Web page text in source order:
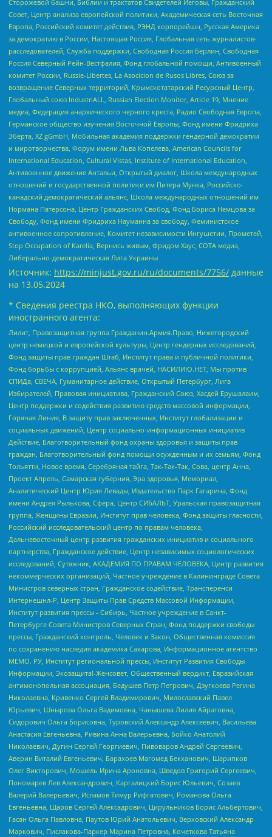
Сторожевой башни, Библии и трактатов Свидетелей Иеговы, Гражданский
Совет, Центр анализа европейской политики, Академическая сеть Восточная
Европа, Российский комитет действия, РЭНД корпорейшн, Русская Америка
за демократию в России, Настоящая Россия, Глобальная сеть журналистов-
расследователей, Служба поддержки, Свободная Россия Берлин, Свободная
Россия Северный Рейн-Вестфалия, Фонд глобальной помощи, Антивоенный
комитет России, Russie-Libertes, La Asocicion de Rusos Libres, Союз за
возвращение Северных территорий, Крымскотатарский Ресурсный Центр,
Глобальный союз IndustriALL, Russian Election Monitor, Article 19, Мнение
медиа, Федерация анархического черного креста, Радио Свободная Европа,
Германское общество изучения Восточной Европы, Фонд имени Фридриха
Эберта, XZ gGmbH, Мобильная академия поддержки гендерной демократии
и миротворчества, Форум имени Льва Копелева, American Councils for
International Education, Cultural Vistas, Institute of International Education,
Антивоенное движение Антальи, Открытый диалог, Школа международных
отношений и государственной политики им Питера Мунка, Российско-
канадский демократический альянс, Школа международных отношений им
Нормана Патерсона, Центр Гражданских Свобод, Фонд Бориса Немцова за
Свободу, Фонд имени Фридриха Науманна за свободу, Феминистское
антивоенное сопротивление, Комитет независимости Ингушетии, Прометей,
Stop Occupation of Karelia, Вернись живым, Фридом Хаус, СОТА медиа,
Либерально-демократическая Лига Украины
Источник: https://minjust.gov.ru/ru/documents/7756/ данные
на 13.05.2024
* Сведения реестра НКО, выполняющих функции
иностранного агента:
Лилит, Правозащитная группа Гражданин.Армия.Право, Нижегородский
центр немецкой и европейской культуры, Центр гендерных исследований,
Фонд защиты прав граждан Штаб, Институт права и публичной политики,
Фонд борьбы с коррупцией, Альянс врачей, НАСИЛИЮ.НЕТ, Мы против
СПИДа, СВЕЧА, Гуманитарное действие, Открытый Петербург, Лига
Избирателей, Правовая инициатива, Гражданский Союз, Хасдей Ерушалаим,
Центр поддержки и содействия развитию средств массовой информации,
Горячая Линия, В защиту прав заключенных, Институт глобализации и
социальных движений, Центр социально-информационных инициатив
Действие, Благотворительный фонд охраны здоровья и защиты прав
граждан, Благотворительный фонд помощи осужденным и их семьям, Фонд
Тольятти, Новое время, Серебряная тайга, Так-Так-Так, Сова, центр Анна,
Проект Апрель, Самарская губерния, Эра здоровья, Мемориал,
Аналитический Центр Юрия Левады, Издательство Парк Гагарина, Фонд
имени Андрея Рылькова, Сфера, Центр СИБАЛЬТ, Уральская правозащитная
группа, Женщины Евразии, Институт прав человека, Фонд защиты гласности,
Российский исследовательский центр по правам человека,
Дальневосточный центр развития гражданских инициатив и социального
партнерства, Гражданское действие, Центр независимых социологических
исследований, Сутяжник, АКАДЕМИЯ ПО ПРАВАМ ЧЕЛОВЕКА, Центр развития
некоммерческих организаций, Частное учреждение в Калининграде Совета
Министров северных стран, Гражданское содействие, Трансперенси
Интернешнл-Р, Центр Защиты Прав Средств Массовой Информации,
Институт развития прессы - Сибирь, Частное учреждение в Санкт-
Петербурге Совета Министров Северных Стран, Фонд поддержки свободы
прессы, Гражданский контроль, Человек и Закон, Общественная комиссия
по сохранению наследия академика Сахарова, Информационное агентство
МЕМО. РУ, Институт региональной прессы, Институт Развития Свободы
Информации, Экозащита!-Женсовет, Общественный вердикт, Евразийская
антимонопольная ассоциация, Бедушев Петр Петрович, Дзугкоева Регина
Николаевна, Кривенко Сергей Владимирович, Милославский Павел
Юрьевич, Шнырова Ольга Вадимовна, Чанышева Лилия Айратовна,
Сидорович Ольга Борисовна, Туровский Александр Алексеевич, Васильева
Анастасия Евгеньевна, Ривина Анна Валерьевна, Бойко Анатолий
Николаевич, Дугин Сергей Георгиевич, Пивоваров Андрей Сергеевич,
Аверин Виталий Евгеньевич, Барахоев Магомед Бекханович, Шарипков
Олег Викторович, Мошель Ирина Ароновна, Шведов Григорий Сергеевич,
Пономарев Лев Александрович, Каргалицкий Борис Юльевич, Созаев
Валерий Валерьевич, Исламов Тимур Рифгатович, Романова Ольга
Евгеньевна, Щаров Сергей Алексадрович, Цирульников Борис Альбертович,
Гасан Ольга Павловна, Паутов Юрий Анатольевич, Верховский Александр
Маркович, Пислакова-Паркер Марина Петровна, Кочеткова Татьяна